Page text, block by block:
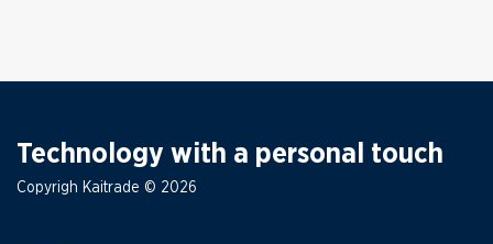
Technology with a personal touch
Copyrigh Kaitrade © 2026